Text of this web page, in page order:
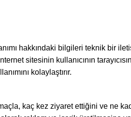
hakkındaki bilgileri teknik bir
sitesinin kullanıcının
kolaylaştırır.
kaç kez ziyaret ettiğini ve ne